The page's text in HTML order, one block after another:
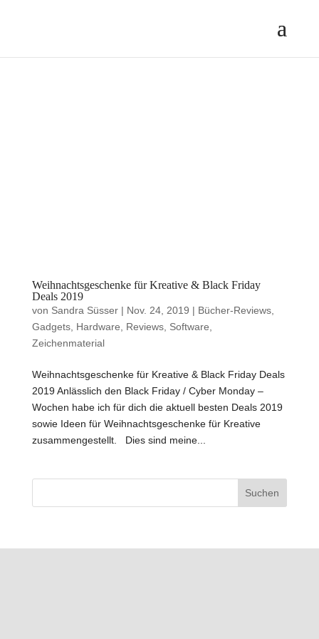
Weihnachtsgeschenke für Kreative & Black Friday
Deals 2019
von Sandra Süsser| Nov. 24, 2019 | Bücher-Reviews,
Gadgets, Hardware Reviews, Software
Zeichenmaterial
Weihnachtsgeschenke für Kreative & Black Friday Deals
2019 Anlässlich den Black Friday / Cyber Monday –
Wochen habe ich für dich die aktuell besten Deals 2019
sowie Ideen für Weihnachtsgeschenke für Kreative
zusammengestellt. Dies sind meine...